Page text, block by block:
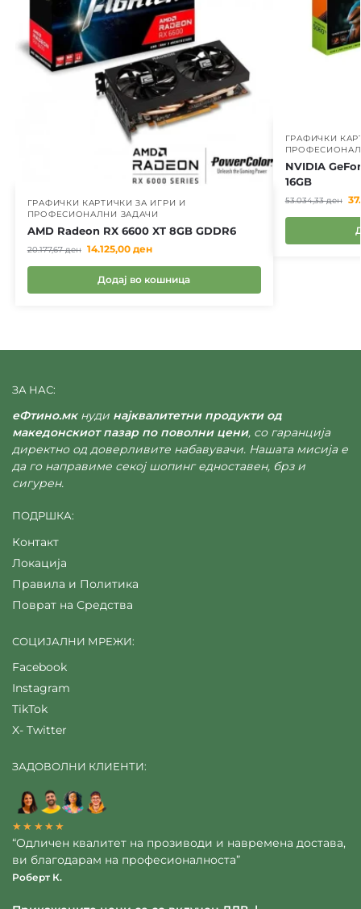
ГРАФИЧКИ КАРТИЧКИ ЗА ИГРИ И
ПРОФЕСИОНАЛНИ ЗАДАЧИ
AMD Radeon RX 6600 XT 8GB GDDR6
20.177,67ден 14.125,00 ден
Додај во кошница
ГРАФИЧКИ
NVIDIA
16GB
53.034,33ден
ЗА НАС:
еФтино.мкнуди најквалитетни продукти од
македонскиот пазар по поволни цени, со гаранција
директно од доверливите набавувачи. Нашата мисија е
да го направиме секој шопинг едноставен, брз и
сигурен.
ПОДРШКА:
Контакт
Локација
Правила и Политика
Поврат на Средства
СОЦИЈАЛНИ МРЕЖИ:
Facebook
Instagram
TikTok
X- Twitter
ЗАДОВОЛНИ КЛИЕНТИ:
★★★★★
“Одличен квалитет на прозиводи и навремена достава,
ви благодарам на професионалноста”
Роберт К.